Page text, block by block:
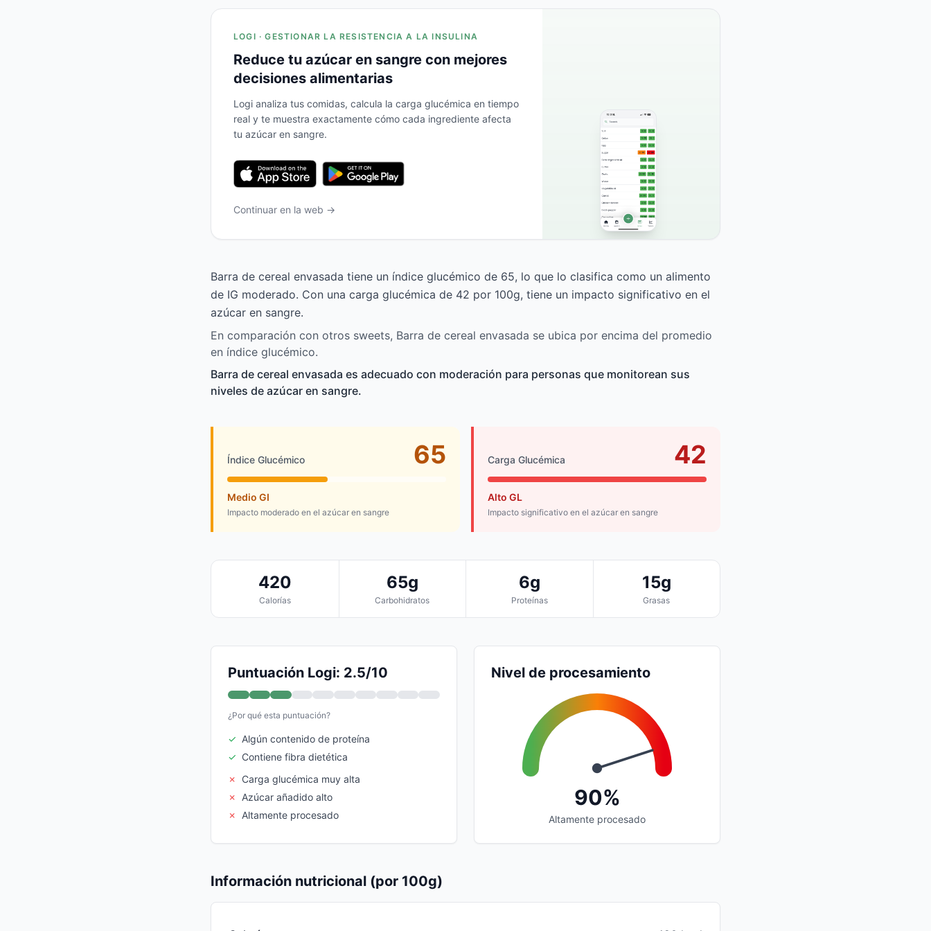
LOGI · GESTIONAR LA RESISTENCIA A LA INSULINA
Reduce tu azúcar en sangre con mejores
decisiones alimentarias
Logi analiza tus comidas, calcula la carga glucémica en tiempo
real y te muestra exactamente cómo cada ingrediente afecta
tu azúcar en sangre.
Continuar en la web →
Barra de cereal envasada tiene un índice glucémico de 65, lo que lo clasifica como un alimento
de IG moderado. Con una carga glucémica de 42 por 100g, tiene un impacto significativo en el
azúcar en sangre.
En comparación con otros sweets, Barra de cereal envasada se ubica por encima del promedio
en índice glucémico.
Barra de cereal envasada es adecuado con moderación para personas que monitorean sus
niveles de azúcar en sangre.
Índice Glucémico 65
Medio GI
Impacto moderado en el azúcar en sangre
Carga Glucémica 42
Alto GL
Impacto significativo en el azúcar en sangre
420
Calorías
65g
Carbohidratos
6g
Proteínas
15g
Grasas
Puntuación Logi: 2.5/10
¿Por qué esta puntuación?
✓ Algún contenido de proteína
✓ Contiene fibra dietética
✗
Carga glucémica muy alta
✗
Azúcar añadido alto
✗
Altamente procesado
Nivel de procesamiento
90%
Altamente procesado
Información nutricional (por 100g)